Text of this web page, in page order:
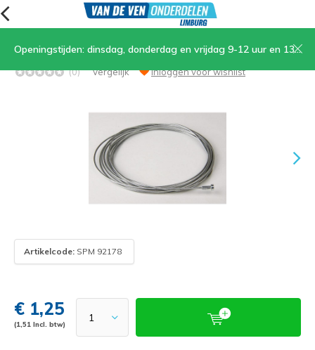
Openingstijden: dinsdag, donderdag en vrijdag 9-12 uur en 13.30-17 uur, zaterdag 9-12 uur
04. Binnen decompressiekabel
(0) Vergelijk Inloggen voor wishlist
Artikelcode: SPM 92178
€ 1,25
(1,51 Incl. btw)